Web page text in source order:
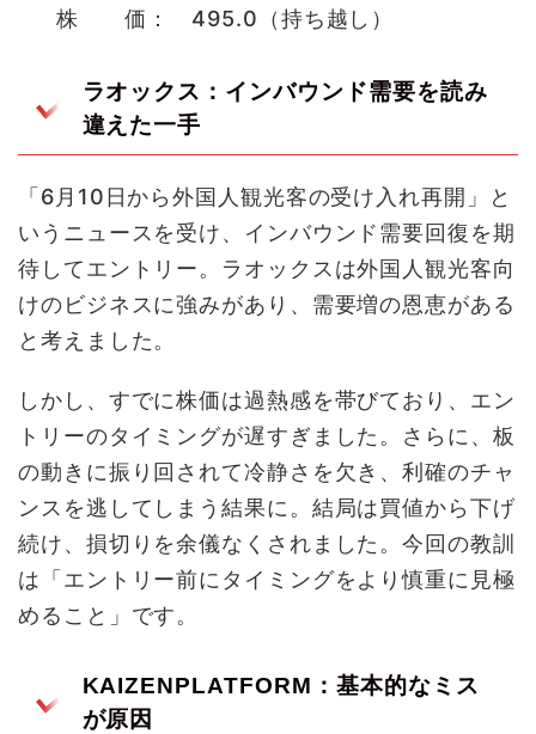
株 価： 495.0（持ち越し）
ラオックス：インバウンド需要を読み
違えた一手
「6月10日から外国人観光客の受け入れ再開」と
いうニュースを受け、インバウンド需要回復を期
待してエントリー。ラオックスは外国人観光客向
けのビジネスに強みがあり、需要増の恩恵がある
と考えました。
しかし、すでに株価は過熱感を帯びており、エン
トリーのタイミングが遅すぎました。さらに、板
の動きに振り回されて冷静さを欠き、利確のチャ
ンスを逃してしまう結果に。結局は買値から下げ
続け、損切りを余儀なくされました。今回の教訓
は「エントリー前にタイミングをより慎重に見極
めること」です。
KAIZENPLATFORM：基本的なミス
が原因